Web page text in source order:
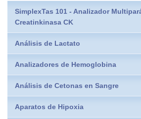
SimplexTas 101 - Analizador
Creatinkinasa CK
Análisis de Lactato
Analizadores de Hemoglobina
Análisis de Cetonas en Sangre
Aparatos de Hipoxia